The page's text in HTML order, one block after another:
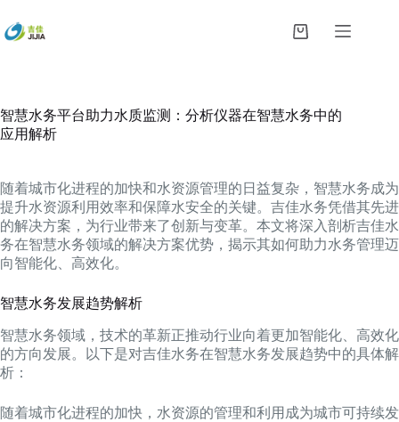
过
内
购
智慧水务平台助力水质监测：分析仪器在智慧水务中的
应用解析
随着城市化进程的加快和水资源管理的日益复杂，智慧水务成为
提升水资源利用效率和保障水安全的关键。吉佳水务凭借其先进
的解决方案，为行业带来了创新与变革。本文将深入剖析吉佳水
务在智慧水务领域的解决方案优势，揭示其如何助力水务管理迈
向智能化、高效化。
智慧水务发展趋势解析
智慧水务领域，技术的革新正推动行业向着更加智能化、高效化
的方向发展。以下是对吉佳水务在智慧水务发展趋势中的具体解
析：
随着城市化进程的加快，水资源的管理和利用成为城市可持续发